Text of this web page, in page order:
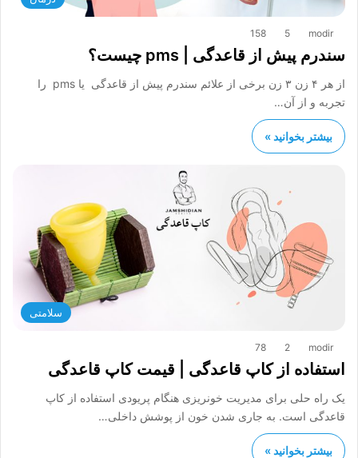
modir
5
158
سندرم پیش از قاعدگی | pms چیست؟
از هر ۴ زن ۳ زن برخی از علائم سندرم پیش از قاعدگی یا pms را
تجربه و از آن…
بیشتر بخوانید »
سلامتی
modir
2
78
استفاده از کاپ قاعدگی | قیمت کاپ قاعدگی
یک راه حلی برای مدیریت خونریزی هنگام پریودی استفاده از کاپ
قاعدگی است. به جاری شدن خون از پوشش داخلی…
بیشتر بخوانید »